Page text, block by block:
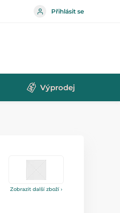
Přihlásit se
Výprodej
Zobrazit další zboží ›